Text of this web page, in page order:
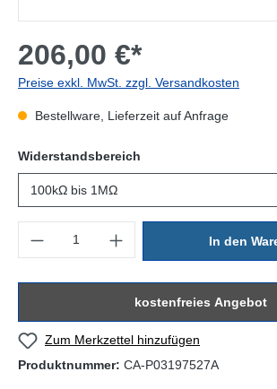
206,00 €*
Preise exkl. MwSt. zzgl. Versandkosten
Bestellware, Lieferzeit auf Anfrage
Widerstandsbereich
In den
kostenfreies Angebot
Zum Merkzettel hinzufügen
Produktnummer: CA-P03197527A